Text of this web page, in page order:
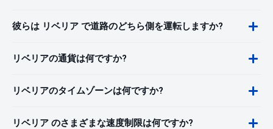
彼らは リベリア で道路のどちら側を運転しますか?
リベリアの通貨は何ですか?
リベリアのタイムゾーンは何ですか?
リベリア のさまざまな速度制限は何ですか?